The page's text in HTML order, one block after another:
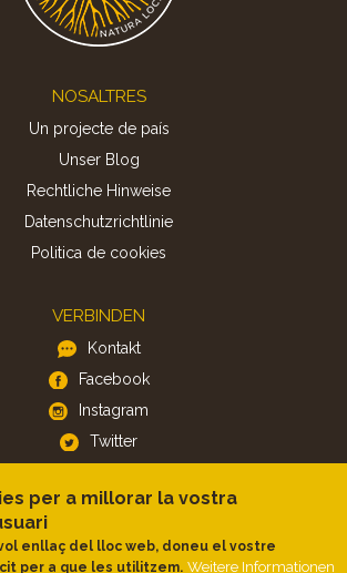
NOSALTRES
Un projecte de país
Unser Blog
Rechtliche Hinweise
Datenschutzrichtlinie
Politica de cookies
VERBINDEN
Kontakt
Facebook
Instagram
Twitter
APP
iOS
Android
per a millorar la vostra
enllaç del lloc web, doneu el vostre
per a que les utilitzem. Weitere Informationen